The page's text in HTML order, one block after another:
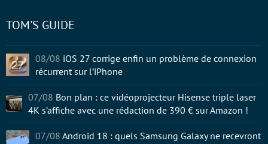
TOM'S GUIDE
08/08 iOS 27 corrige enfin un problème de connexion
récurrent sur l’iPhone
07/08 Bon plan : ce vidéoprojecteur Hisense triple laser
4K s’affiche avec une rédaction de 390 € sur Amazon !
07/08 Android 18 : quels Samsung Galaxy ne recevront